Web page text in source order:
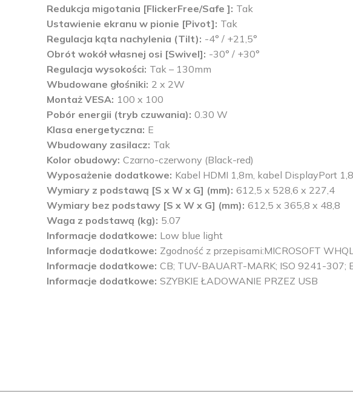
Redukcja migotania [FlickerFree/Safe ] Tak
Ustawienie ekranu w pionie [Pivot] Tak
Regulacja kąta nachylenia (Tilt) -4° / +21,5°
Obrót wokół własnej osi [Swivel] -30° / +30°
Regulacja wysokości Tak – 130mm
Wbudowane głośniki 2 x 2W
Montaż VESA 100 x 100
Pobór energii (tryb czuwania) 0.30 W
Klasa energetyczna E
Wbudowany zasilacz Tak
Kolor obudowy Czarno-czerwony (Black-red)
Wyposażenie dodatkowe Kabel HDMI 1,8m, kabel DisplayPort
Wymiary z podstawą [S x W x G] (mm) 612,5 x 528,6 x 227,4
Wymiary bez podstawy [S x W x G] (mm) 612,5 x 365,8 x 48,8
Waga z podstawą (kg) 5.07
Informacje dodatkowe Low blue light
Informacje dodatkowe Zgodność z przepisami:MICROSOFT WHQL
Informacje dodatkowe CB; TUV-BAUART-MARK; ISO 9241-307;
Informacje dodatkowe SZYBKIE ŁADOWANIE PRZEZ USB